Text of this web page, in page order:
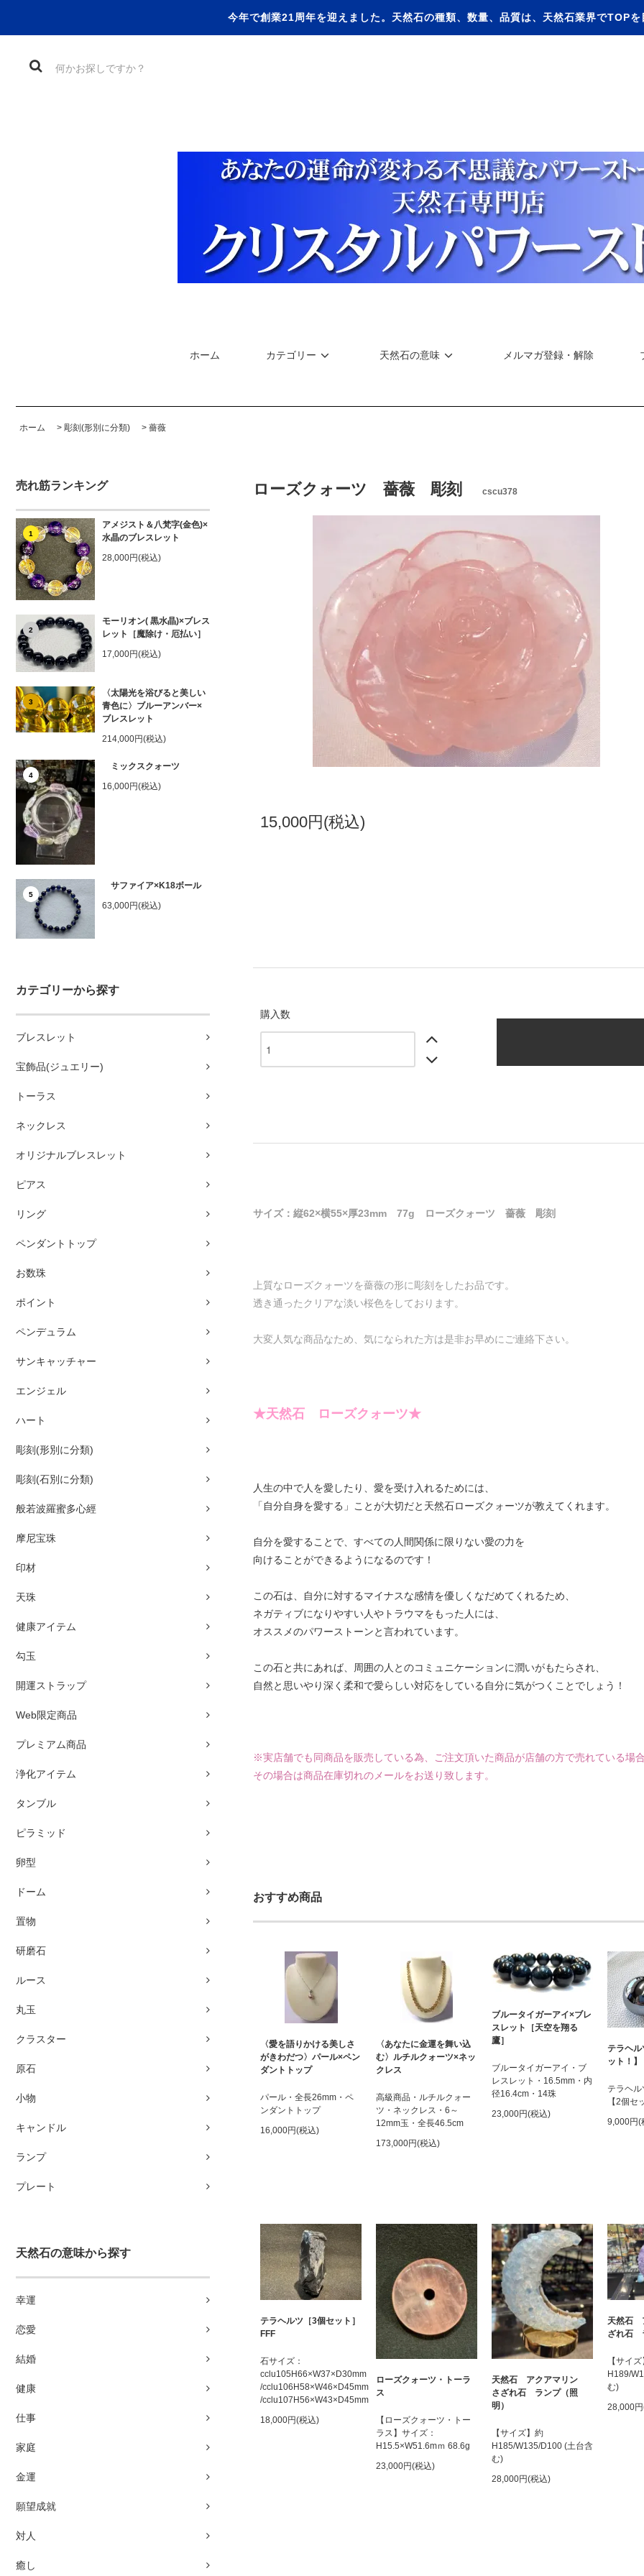
今年で創業21周年を迎えました。天然石の種類、数量、品質は、天然石業界でTOPを
ホーム カテゴリー 天然石の意味 メルマガ登録・解除
ホーム > 彫刻(形別に分類) > 薔薇
売れ筋ランキング
1
アメジスト＆八梵字(金色)×
水晶のブレスレット
28,000円(税込)
2
モーリオン( 黒水晶)×ブレス
レット［魔除け・厄払い］
17,000円(税込)
3
〈太陽光を浴びると美しい
青色に〉ブルーアンバー×
ブレスレット
214,000円(税込)
4
ミックスクォーツ
16,000円(税込)
5
サファイア×K18ボール
63,000円(税込)
カテゴリーから探す
ブレスレット
宝飾品(ジュエリー)
トーラス
ネックレス
オリジナルブレスレット
ピアス
リング
ペンダントトップ
お数珠
ポイント
ペンデュラム
サンキャッチャー
エンジェル
ハート
彫刻(形別に分類)
彫刻(石別に分類)
般若波羅蜜多心經
摩尼宝珠
印材
天珠
健康アイテム
勾玉
開運ストラップ
Web限定商品
プレミアム商品
浄化アイテム
タンブル
ピラミッド
卵型
ドーム
置物
研磨石
ルース
丸玉
クラスター
原石
小物
キャンドル
ランプ
プレート
天然石の意味から探す
幸運
恋愛
結婚
健康
仕事
家庭
金運
願望成就
対人
癒し
ローズクォーツ 薔薇 彫刻 cscu378
15,000円(税込)
購入数
サイズ：縦62×横55×厚23mm 77g ローズクォーツ 薔薇 彫刻
上質なローズクォーツを薔薇の形に彫刻をしたお品です。
透き通ったクリアな淡い桜色をしております。
大変人気な商品なため、気になられた方は是非お早めにご連絡下さい。
★天然石 ローズクォーツ★
人生の中で人を愛したり、愛を受け入れるためには、
「自分自身を愛する」ことが大切だと天然石ローズクォーツが教えてくれます。
自分を愛することで、すべての人間関係に限りない愛の力を
向けることができるようになるのです！
この石は、自分に対するマイナスな感情を優しくなだめてくれるため、
ネガティブになりやすい人やトラウマをもった人には、
オススメのパワーストーンと言われています。
この石と共にあれば、周囲の人とのコミュニケーションに潤いがもたらされ、
自然と思いやり深く柔和で愛らしい対応をしている自分に気がつくことでしょう！
※実店舗でも同商品を販売している為、ご注文頂いた商品が店舗の方で売れている場合
その場合は商品在庫切れのメールをお送り致します。
おすすめ商品
〈愛を語りかける美しさ
がきわだつ〉パール×ペン
ダントトップ
パール・全長26mm・ペ
ンダントトップ
16,000円(税込)
〈あなたに金運を舞い込
む〉ルチルクォーツ×ネッ
クレス
高級商品・ルチルクォー
ツ・ネックレス・6～
12mm玉・全長46.5cm
173,000円(税込)
ブルータイガーアイ×ブレ
スレット［天空を翔る
鷹］
ブルータイガーアイ・ブ
レスレット・16.5mm・内
径16.4cm・14珠
23,000円(税込)
テラヘ
ット！】
テラヘ
【2個セ
9,000円(
テラヘルツ［3個セット］
FFF
石サイズ：
cclu105H66×W37×D30mm
/cclu106H58×W46×D45mm
/cclu107H56×W43×D45mm
18,000円(税込)
ローズクォーツ・トーラ
ス
【ローズクォーツ・トー
ラス】サイズ：
H15.5×W51.6mｍ 68.6g
23,000円(税込)
天然石 アクアマリン
さざれ石 ランプ（照
明）
【サイズ】約
H185/W135/D100 (土台含
む)
28,000円(税込)
天然石
ざれ石
【サイ
H189/
む)
28,000